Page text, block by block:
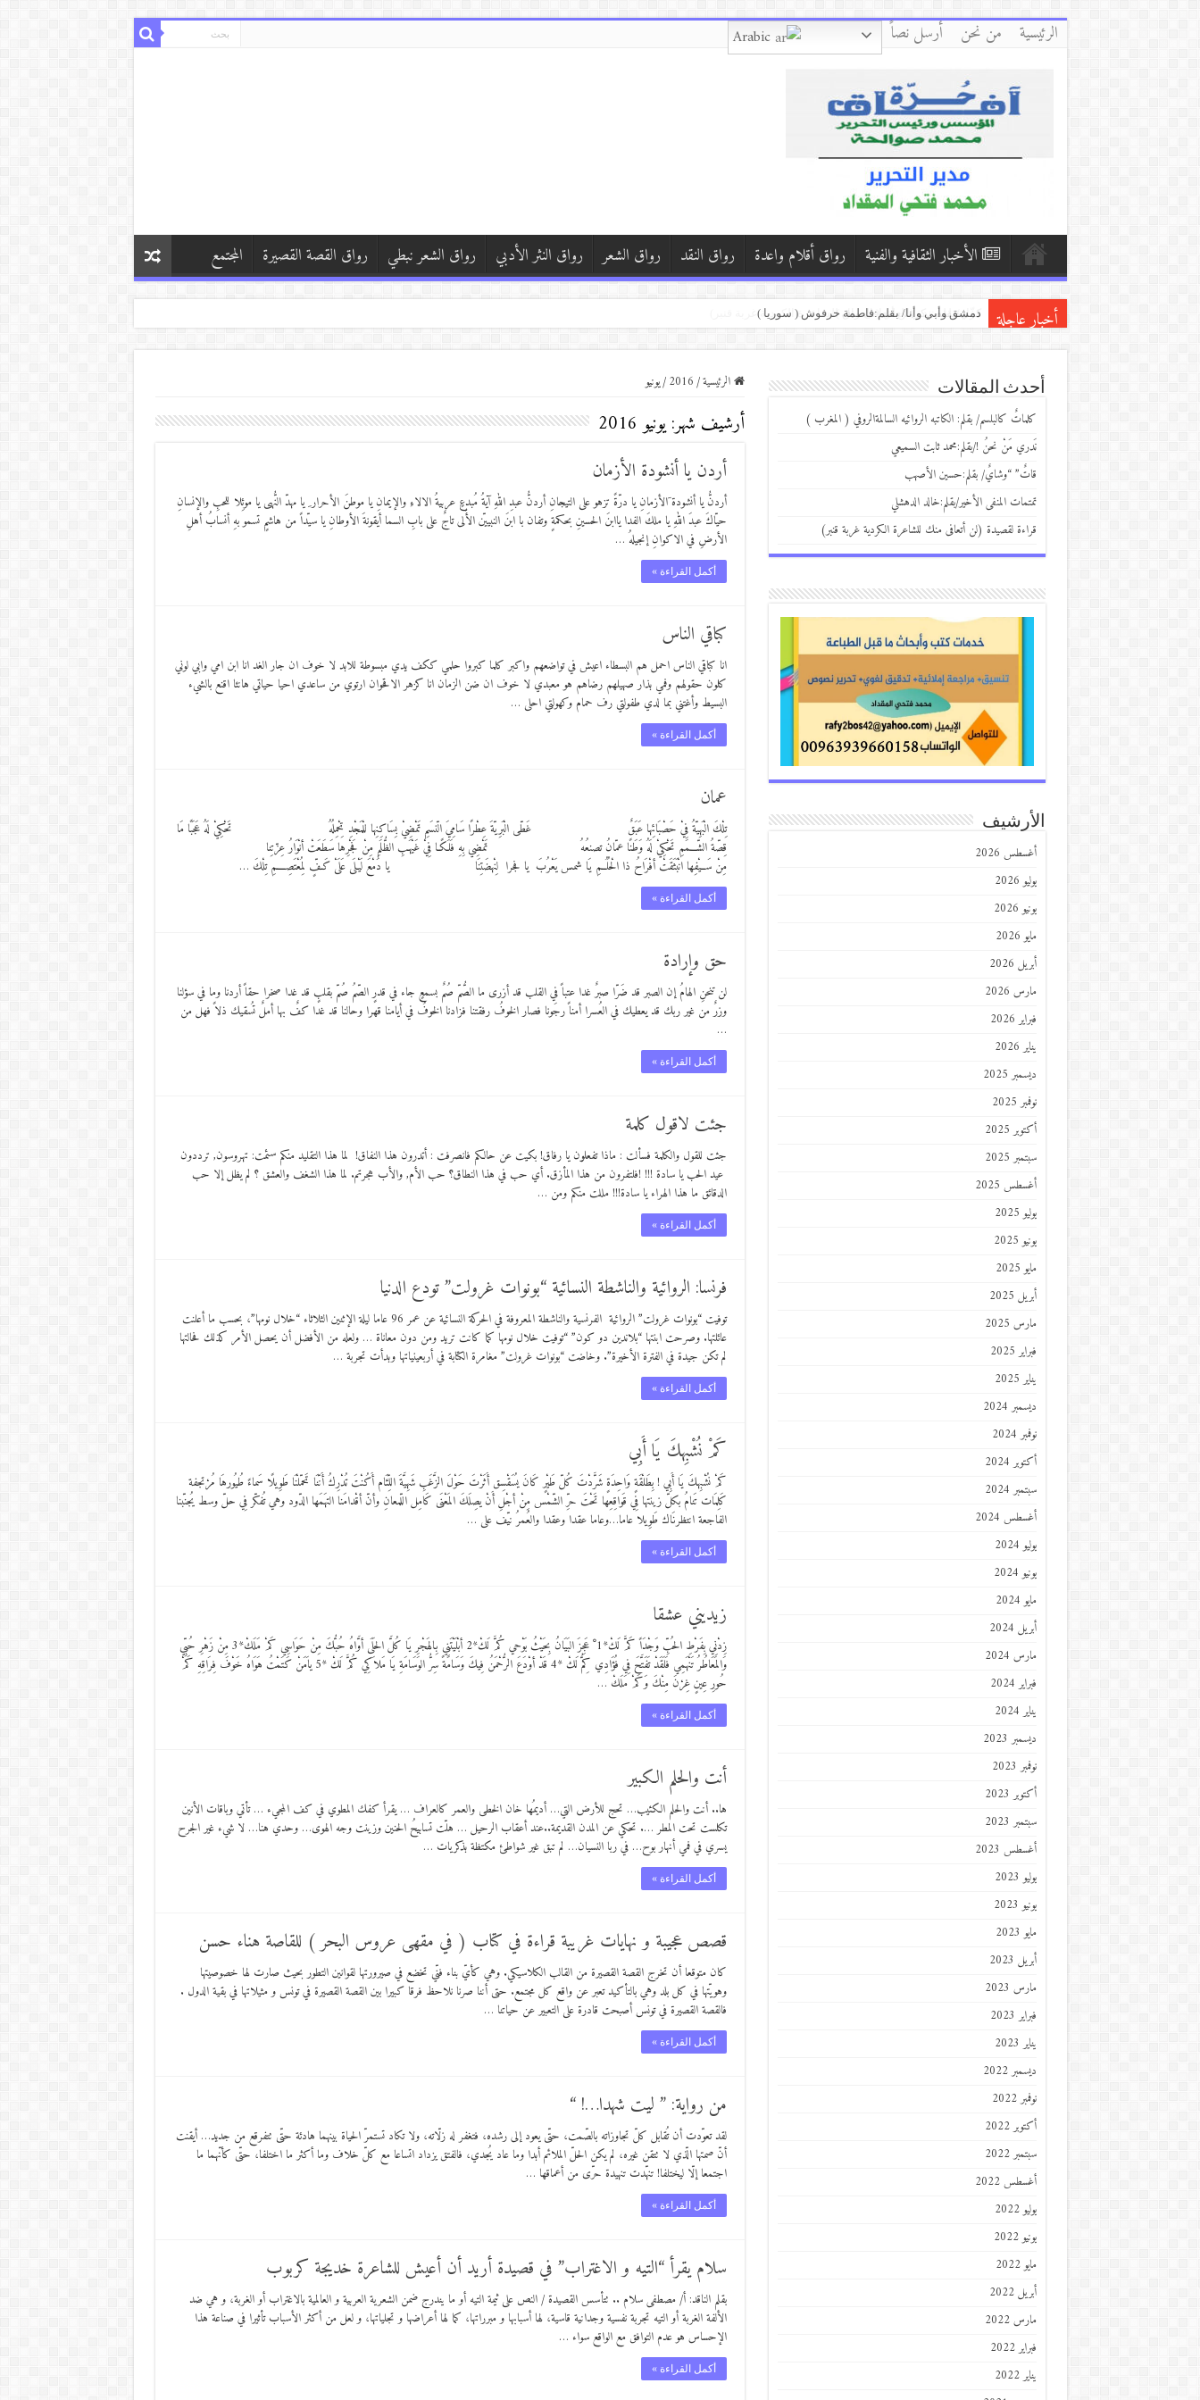
الرئيسية من نحن أرسل نصاً Arabic
الأخبار الثقافية والفنية رواق أقلام واعدة رواق النقد رواق الشعر رواق النثر الأدبي رواق الشعر نبطي رواق القصة القصيرة المجتمع
أخبار عاجلة كفّي/بقلم:زكي العلي ( العراق )
بكاء المساكين / بقلم:هشام باشا (اليمن)
إِنْ يَنْقُصِ الصَّبْرُ/ بقلم:أحمد النظامي
الرئيسية/
2016
/يونيو
أرشيف شهر:يونيو 2016
أردن يا أنشودة الأزمان
أردنُّ يا أنشودة َالأزمانِ يا درّةً تزهو على التيجانِ أردنُّ عبدِ اللهِ آيةُ مُبدعٍ عربيةُ الالاءِ والإيمانِ يا موطنَ الأحرار ِ يا مهدّ النُّهى يا موئِلا للحبِ والإنسانِ
حيّاكَ عبدَ اللهِ يا ملكَ الفدا ياابنَ الحسينِ بحكمةٍ وتفان با ابنَ النبييّن الأُلى تاجٌ على بابِ السما أيقونةَ الأوطانِ يا سيّداً من هاشمٍ تسمو بهِ أنسابُ أهلِ
الأرضِ في الاكوانِ إنجيلهُ …
أكمل القراءة »
كباقي الناس
انا كباقي الناس احمل هم البسطاء اعيش في تواضعهم واكبر كلما كبروا حلمي ككف يدي مبسوطة للابد لا خوف ان جار الغد انا ابن امي وابي لوني
كلون حقولهم وفمي بذار صهيلهم رضاهم هو معبدي لا خوف ان ضن الزمان انا كزهر الاقحوان ارتوي من ساعدي احيا حياتي هانئا اقنع بالشيء
البسيط وأغتني بما لدي طفولتي رف حمام وكهولتي احلى …
أكمل القراءة »
عمان
تِلْكَ الْبَهِيّةُ فِيْ حَصْبَائِها عَبَقٌ غَطّى الْبَرِيّةَ عِطْرًا سَامِيَ الّنسَمِ تَمْضِيْ بِسَاكِنِها للْمَجْدِ تِحْمِلُهُ تَحْكِيْ لَهُ عَجَبًا مَا
قِصّةُ الشّـــمَمِ تَحْكِيْ لَهُ وَطَنًا عمّانُ تصنعُهُ تَمْضِي بِهِ فَلَكًـا فِيْ غَيْهَـبِ الظُّلَمِ مِنْ فَجْرِها سَطَعَتْ أنْوَارُ عِزّتِنا
مِنْ سَــيْفِها انْبَثَقَتْ أفْرَاحُ ذا الْحُلُــمِ يَا شمس يَعْرُبَ يا فجرا لِنْهضَتِنَا يا دَمْعَ لَيْـلَى عَلَىْ كَـفٍّ لِمُعْتَصِــــمِ تِلْكَ …
أكمل القراءة »
حق وإرادة
لن تنحنِ الهامُ إن الصبر قد ضَرّا صبرٌ غدا عتباً في القلب قد أزرى ما الصُّمّ صُمٌ بسمعٍ جاء في قدرٍ الصّمُ صُمّ بقلبٍ قد غدا صخرا حقاً أردنا وما في سؤلنا
وزرٌ من غير ربك قد يعطيك في العُسرا أمناً رجَونا فصار الخوفُ رفقتنا فزادنا الخوفُ في أيامنا قهرا وحالنا قد غدا كفٌ بها أملٌ تُسقيك ذلاً فهل من
…
أكمل القراءة »
جئت لاقول كلمة
جئت للقول والكلمة فسألت : ماذا تفعلون يا رفاق! بكيت عن حالكم فانصرفت : أتدرون هذا النفاق! لما هذا التقليد منكم سئمت: تهروسون, ترددون
عيد الحب يا سادة !!! !فلتفرون من هذا المأزق. أي حب في هذا النطاق؟ حب الأم, والأب هجرتم. لما هذا الشغف والعشق ؟ لم يظل إلا حب
الدقائق ما هذا الهراء يا سادة!!! مللت منكم ومن …
أكمل القراءة »
فرنسا: الروائية والناشطة النسائية “بونوات غرولت” تودع الدنيا
توفيت “بونوات غرولت” الروائية الفرنسية والناشطة المعروفة في الحركة النسائية عن عمر 96 عاما ليلة الإثنين الثلاثاء “خلال نومها”، بحسب ما أعلنت
عائلتها. وصرحت ابنتها “بلاندين دو كون” “توفيت خلال نومها كما كانت تريد ومن دون معاناة … ولعله من الأفضل أن يحصل الأمر كذلك فحالتها
لم تكن جيدة في الفترة الأخيرة”. وخاضت “بونوات غرولت” مغامرة الكتابة في أربعينياتها وبدأت تجربة …
أكمل القراءة »
كَمْ نُشْبِهكَ يَا أَبِي
كَمْ نُشْبِهكَ يَا أَبِي ! بِطَلْقَةٍ وَاحِدَةٍ شَرَّدْتَ كُلّ طَيْرٍ كَانَ يُسَقْسِق أَثَرْتَ حَوْلَ الزَّغَبِ شَهِيَّةَ اللِّئَام أَكُنْتَ تُدْرِكُ أَنّنَا تَحمّلْنَا طَوِيلًا سَماءً طُيُورهَا مُرْتجفة
كَلِمَات تَنامُ بكلّ زينتها فِي قَواقِعِها تَحْتَ حرِّ الشّمْس مِنْ أجْلِ أَنْ يصِلَكَ المَعْنَى كَامِل اللّمعانِ وأنّ أقْدامَنا التهَمَها الدّود وهي تُفكّر فِي حلّ وسط يُجنّبنا
الفاجعة انتظرنَاك طَوِيلا عاما…وعاما عقدا وعقدا والعُمرُ نيّف على …
أكمل القراءة »
زيديني عشقا
زِدْنِي بِفَرْطِ الحُبِّ وَجْدَاً كَمَّ لَكْ*1 ْ عَجِزَ البَيَانُ بِحَيْثُ بَوْحي كُمَّ لَكْ*2 أبْلَيْتَنِي بِالهَجْرِ يَا كُلَّ الحَلَى أوَّاهُ حُبُّكَ مِنْ حَوَاسِي كَمْ مَلَكْ*3 مِنْ زَهْرِ حُبِّي
وَالمَعَاطُرُ تَنْهَمِي فَلَقَدْ تَفَتَّحَ فِي فُؤَادِي كِمُّ لَكْ *4 قَدْ أوْدَعَ الرُّحْمَنُ فِيكَ وَسَامَةً سِرُّ الوَسَامَةِ يَا مَلاَكِي كُمَّ لَكْ *5 ياَمَنْ كَتَمْتُ هَوَاهُ خَوْفَ فِرَاقِهِ كَمْ
حُورِ عِينٍ غِرْنَ مِنْكَ وَكَمْ مَلَكْ …
أكمل القراءة »
أنت والحلم الكبير
ها.. أنت والحلم الكئيب… تحج للأرض التي… أديمُها خان الخطى والعمر كالعراف … يقرأ كفك المطوي في كف المجيء … تأتي وباقات الأنين
تكلست تحت المطر …. تحكي عن المدن القديمة..عند أعقاب الرحيل … هلّت تسابيحُ الحنين وزينت وجه الهوى… وحدي هنا… لا شيء غير الجرح
يسري في فمي أنهار بوح… في ربا النسيان… لم تبق غير شواطئ مكتظة بذكريات …
أكمل القراءة »
قصص عجيبة و نهايات غريبة قراءة في كتاب ( في مقهى عروس البحر ) للقاصة هناء حسن
كان متوقعا أن تخرج القصة القصيرة من القالب الكلاسيكي. وهي كأيّ بناء فنّي تخضع في صيرورتها لقوانين التطور بحيث صارت لها خصوصيتها
وهويّتها في كل بلد وهي بالتأكيد تعبر عن واقع كل مجتمع. حتى أننا صرنا نلاحظ فرقا كبيرا بين القصة القصيرة في تونس و مثيلاتها في بقية الدول .
فالقصة القصيرة في تونس أصبحت قادرة على التعبير عن حياتنا …
أكمل القراءة »
من رواية: ” ليت شهدا…! “
لقد تعوّدت أن تُقابل كلّ تجاوزاته بالصّمت، حتّى يعود إلى رشده، فتغفر له زلّاته، ولا تكاد تستمرّ الحياة بينهما هادئة حتّى تتفرقع من جديد… أيقنت
أنّ صمتها الّذي لا تتقن غيره، لم يكن الحلّ الملائم أبدا وما عاد يُجدي، فالفتق يزداد اتساعا مع كلّ خلاف وما أكثر ما اختلفا، حتّى كأنّهما ما
اجتمعا إلّا ليختلفا! تنهّدت تنهيدة حرّى من أعماقها …
أكمل القراءة »
سلام يقرأ “التيه و الاغتراب” في قصيدة أريد أن أعيش للشاعرة خديجة كربوب
بقلم الناقد: أ/ مصطفى سلام .. تتأسس القصيدة / النص على ثيمة التيه أو ما يندرج ضمن الشعرية العربية و العالمية بالاغتراب أو الغربة، و هي ضد
الألفة الغربة أو التيه تجربة نفسية وجدانية قاسية، لها أسبابها و مبرراتها، كما لها أعراضها و تجلياتها، و لعل من أكثر الأسباب تأثيرا في صناعة هذا
الإحساس هو عدم التوافق مع الواقع سواء …
أكمل القراءة »
أحدث المقالات
كلماتٌ كالبلسم/ بقلم: الكاتبه الروائيه السالمةالروفي ( المغرب )
نَدري مَنْ نحنُ !/بقلم:محمد ثابت السميعي
قاتٌ” “وشايٌ/ بقلم:حسين الأصهب
تمتمات المنفى الأخير/بقلم:خالد الدهشلي
قراءة لقصيدة (لن أتعافى منك للشاعرة الكردية غربة قنبر)
الأرشيف
أغسطس 2026
يوليو 2026
يونيو 2026
مايو 2026
أبريل 2026
مارس 2026
فبراير 2026
يناير 2026
ديسمبر 2025
نوفمبر 2025
أكتوبر 2025
سبتمبر 2025
أغسطس 2025
يوليو 2025
يونيو 2025
مايو 2025
أبريل 2025
مارس 2025
فبراير 2025
يناير 2025
ديسمبر 2024
نوفمبر 2024
أكتوبر 2024
سبتمبر 2024
أغسطس 2024
يوليو 2024
يونيو 2024
مايو 2024
أبريل 2024
مارس 2024
فبراير 2024
يناير 2024
ديسمبر 2023
نوفمبر 2023
أكتوبر 2023
سبتمبر 2023
أغسطس 2023
يوليو 2023
يونيو 2023
مايو 2023
أبريل 2023
مارس 2023
فبراير 2023
يناير 2023
ديسمبر 2022
نوفمبر 2022
أكتوبر 2022
سبتمبر 2022
أغسطس 2022
يوليو 2022
يونيو 2022
مايو 2022
أبريل 2022
مارس 2022
فبراير 2022
يناير 2022